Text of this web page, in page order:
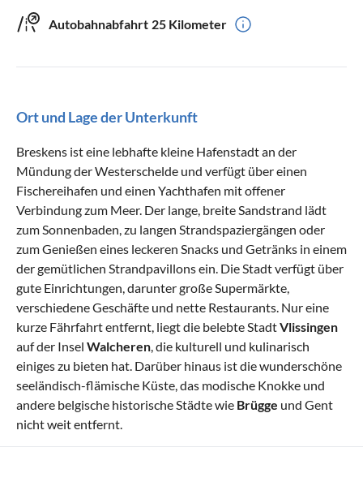
Autobahnabfahrt 25 Kilometer
Ort und Lage der Unterkunft
Breskens ist eine lebhafte kleine Hafenstadt an der
Mündung der Westerschelde und verfügt über einen
Fischereihafen und einen Yachthafen mit offener
Verbindung zum Meer. Der lange, breite Sandstrand lädt
zum Sonnenbaden, zu langen Strandspaziergängen oder
zum Genießen eines leckeren Snacks und Getränks in einem
der gemütlichen Strandpavillons ein. Die Stadt verfügt über
gute Einrichtungen, darunter große Supermärkte,
verschiedene Geschäfte und nette Restaurants. Nur eine
kurze Fährfahrt entfernt, liegt die belebte StadtVlissingen
auf der Insel Walcheren , die kulturell und kulinarisch
einiges zu bieten hat. Darüber hinaus ist die wunderschöne
seeländisch-flämische Küste, das modische Knokke und
andere belgische historische Städte wie Brügge und Gent
nicht weit entfernt.